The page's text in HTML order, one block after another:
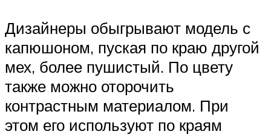
Дизайнеры обыгрывают модель с
капюшоном, пуская по краю другой
мех, более пушистый. По цвету
также можно оторочить
контрастным материалом. При
этом его используют по краям